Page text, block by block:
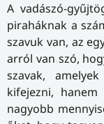
A vadászó-
piraháknak a
szavuk van, az
arról van szó,
szavak,
kifejezni,
nagyobb